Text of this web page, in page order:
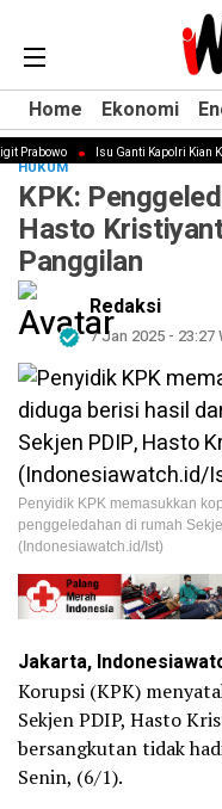
Home Ekonomi
Home Ekonomi
Isu Ganti Kapolri Kian
HUKUM
KPK:
Hasto
Panggilan
Redaksi
7 Jan 2025 - 23:27
Penyidik KPK memasukkan
penggeledahan di rumah
(Indonesiawatch.id/Ist)
Jakarta,
Korupsi (KPK)
Sekjen PDIP, Hasto
bersangkutan tidak
Senin, (6/1).